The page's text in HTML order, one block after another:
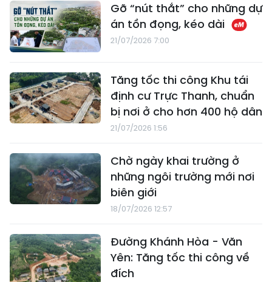
Gỡ “nút thắt” cho những dự
án tồn đọng, kéo dài
21/07/2026 7:00
Tăng tốc thi công Khu tái
định cư Trực Thanh, chuẩn
bị nơi ở cho hơn 400 hộ dân
21/07/2026 1:56
Chờ ngày khai trường ở
những ngôi trường mới nơi
biên giới
18/07/2026 12:57
Đường Khánh Hòa - Văn
Yên: Tăng tốc thi công về
đích